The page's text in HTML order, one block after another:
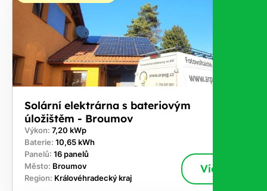
Solární elektrárna s bateriovým
úložištěm - Broumov
Výkon: 7,20 kWp
Baterie: 10,65 kWh
Panelů: 16 panelů
Město: Broumov
Region: Královéhradecký kraj
Více